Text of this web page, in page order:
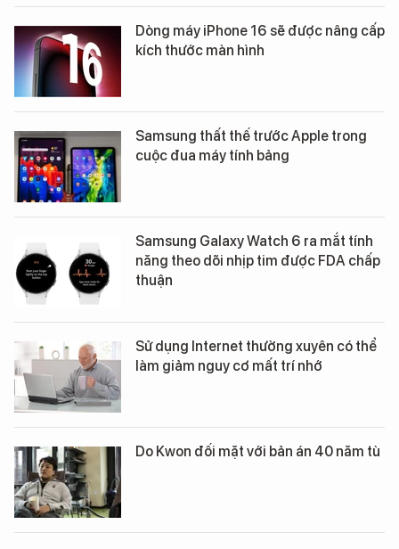
Dòng máy iPhone 16 sẽ được nâng cấp
kích thước màn hình
Samsung thất thế trước Apple trong
cuộc đua máy tính bảng
Samsung Galaxy Watch 6 ra mắt tính
năng theo dõi nhịp tim được FDA chấp
thuận
Sử dụng Internet thường xuyên có thể
làm giảm nguy cơ mất trí nhớ
Do Kwon đối mặt với bản án 40 năm tù